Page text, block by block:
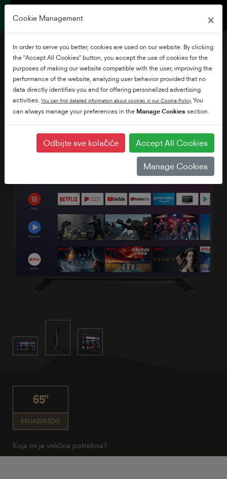
65" Ultra HD Android TV
65"
65UA2063DG
Koja mi je veličina potrebna?
Cookie Management ×
In order to serve you better, cookies are used on our website. By clicking
the "Accept All Cookies" button, you accept the use of cookies for the
purposes of making our website compatible with the user, improving the
performance of the website, analyzing user behavior provided that no
data directly identifies you and for offering personalized advertising
activities. You can find detailed information about cookies in our Cookie Policy You
can always manage your preferences in the Manage Cookies section.
Odbijte sve kolačiće Accept All Cookies
Manage Cookies